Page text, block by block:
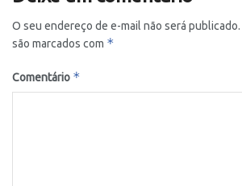
O seu endereço de e-mail não será publicado.
são marcados com *
Comentário *